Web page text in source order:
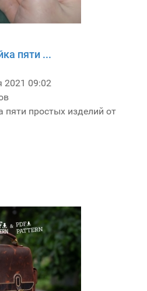
пяти ...
2021 09:02
пяти простых изделий от